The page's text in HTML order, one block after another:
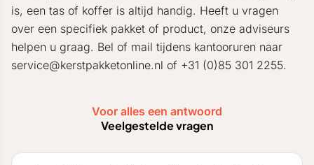
is, een tas of koffer is altijd handig. Heeft u vragen
over een specifiek pakket of product, onze adviseurs
helpen u graag. Bel of mail tijdens kantooruren naar
service@kerstpakketonline.nl of +31 (0)85 301 2255.
Voor alles een antwoord
Veelgestelde vragen